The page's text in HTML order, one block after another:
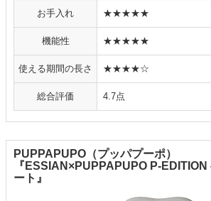
お手入れ ★★★★★
機能性 ★★★★★
使える期間の長さ ★★★★☆
総合評価 4.7点
PUPPAPUPO（プッパプーポ）
『ESSIAN×PUPPAPUPO P-EDITION
ート』